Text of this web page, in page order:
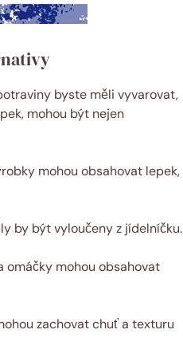
byste měli vyvarovat,
mohou být nejen
mohou obsahovat lepek,
by být vyloučeny z jídelníčku.
omáčky mohou obsahovat
zachovat chuť a texturu